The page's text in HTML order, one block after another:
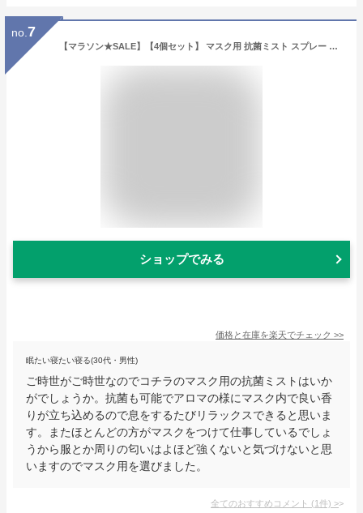
no. 7
【マラソン★SALE】【4個セット】 マスク用 抗菌ミスト スプレー アルコール 59％配合 抗菌 マスク ミント 強烈ミント ゆず 石鹸 香り 選べる4種類 通勤 通学 お仕事 デート 気分転換に コンパクト サイズ 携帯用【送料無料】【メール便不可】
ショップでみる
価格と在庫を楽天でチェック >>
眠たい寝たい寝る(30代・男性)
ご時世がご時世なのでコチラのマスク用の抗菌ミストはいか
がでしょうか。抗菌も可能でアロマの様にマスク内で良い香
りが立ち込めるので息をするたびリラックスできると思いま
す。またほとんどの方がマスクをつけて仕事しているでしょ
うから服とか周りの匂いはよほど強くないと気づけないと思
いますのでマスク用を選びました。
全てのおすすめコメント (1件) >